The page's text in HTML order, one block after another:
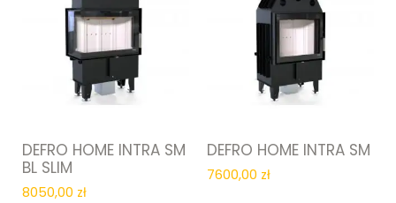
DEFRO HOME INTRA SM
BL SLIM
8050,00 zł
DEFRO HOME INTRA SM
7600,00 zł